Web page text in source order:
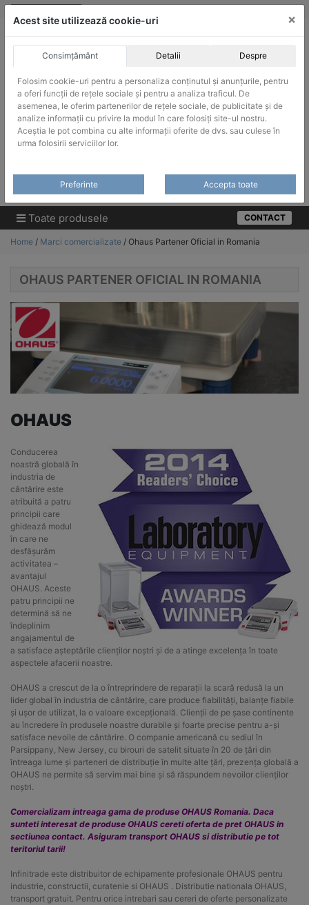
Skip
ACHIZITII PUBLICE
Produsele pot fi achizitionate si in sistemul SEAP / SICAP
Products
Toate produsele CONTACT
Home / Marci comercializate / Ohaus Partener Oficial in Romania
OHAUS PARTENER OFICIAL IN ROMANIA
OHAUS
Conducerea
noastră globală în
industria de
cântărire este
atribuită a patru
principii care
ghidează modul
în care ne
desfășurăm
activitatea –
avantajul
OHAUS. Aceste
patru principii ne
determină să ne
îndeplinim
angajamentul de
a satisface așteptările clienților noștri și de a atinge excelența în toate
aspectele afacerii noastre.
OHAUS a crescut de la o întreprindere de reparații la scară redusă la un
lider global în industria de cântărire, care produce fiabilități, balanțe fiabile
și ușor de utilizat, la o valoare excepțională. Clienții de pe șase continente
au încredere în produsele noastre durabile și foarte precise pentru a-și
satisface nevoile de cântărire. O companie americană cu sediul în
Parsippany, New Jersey, cu birouri de satelit situate în 20 de țări din
întreaga lume și parteneri de distribuție în multe alte țări, prezența globală a
OHAUS ne permite să servim mai bine și să răspundem nevoilor clienților
noștri.
Comercializam intreaga gama de produse OHAUS Romania. Daca
sunteti interesat de produse OHAUS cereti oferta de pret OHAUS in
sectiunea contact. Asiguram transport OHAUS si distributie pe tot
teritoriul tarii!
Infinitrade este distribuitor de echipamente profesionale OHAUS pentru
industrie, constructii, curatenie si OHAUS . Distributie nationala OHAUS,
transport gratuit. Pentru orice intrebari sau cereri de oferte personalizate
Acest site utilizează cookie-uri ×
Consimțământ Detalii Despre
Folosim cookie-uri pentru a personaliza conținutul și anunțurile, pentru
a oferi funcții de rețele sociale și pentru a analiza traficul. De
asemenea, le oferim partenerilor de rețele sociale, de publicitate și de
analize informații cu privire la modul în care folosiți site-ul nostru.
Aceștia le pot combina cu alte informații oferite de dvs. sau culese în
urma folosirii serviciilor lor.
Preferinte Accepta toate